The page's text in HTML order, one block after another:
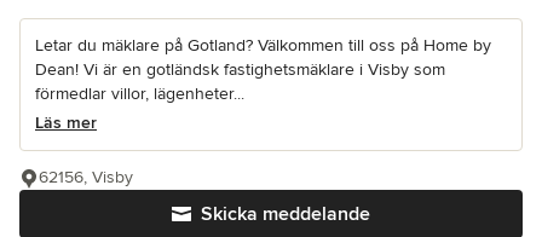
Letar du mäklare på Gotland? Välkommen till oss på Home by
Dean! Vi är en gotländsk fastighetsmäklare i Visby som
förmedlar villor, lägenheter...
Läs mer
Skicka meddelande
62156, Visby